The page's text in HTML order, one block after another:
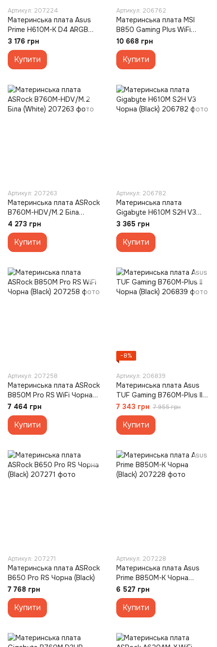
Артикул: 207224
Материнська плата Asus
Prime H610M-K D4 ARGB
Чорна (Black)
3 176 грн
Купити
Артикул: 206762
Материнська плата MSI
B850 Gaming Plus WiFi
Чорна (Black)
10 668 грн
Купити
Артикул: 207263
Материнська плата ASRock
B760M-HDV/M.2 Біла
(White)
4 273 грн
Купити
Артикул: 206782
Материнська плата
Gigabyte H610M S2H V3
Чорна (Black)
3 365 грн
Купити
Артикул: 207258
Материнська плата ASRock
B850M Pro RS WiFi Чорна
(Black)
7 464 грн
Купити
−8%
Артикул: 206839
Материнська плата Asus
TUF Gaming B760M-Plus II
Чорна (Black)
7 343 грн 7 955 грн
Купити
Артикул: 207271
Материнська плата ASRock
B650 Pro RS Чорна (Black)
7 768 грн
Купити
Артикул: 207228
Материнська плата Asus
Prime B850M-K Чорна
(Black)
6 527 грн
Купити